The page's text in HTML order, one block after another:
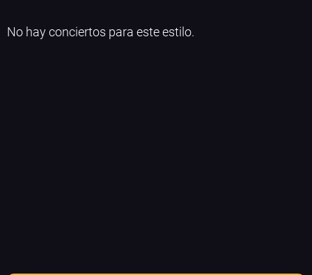
No hay conciertos para este estilo.